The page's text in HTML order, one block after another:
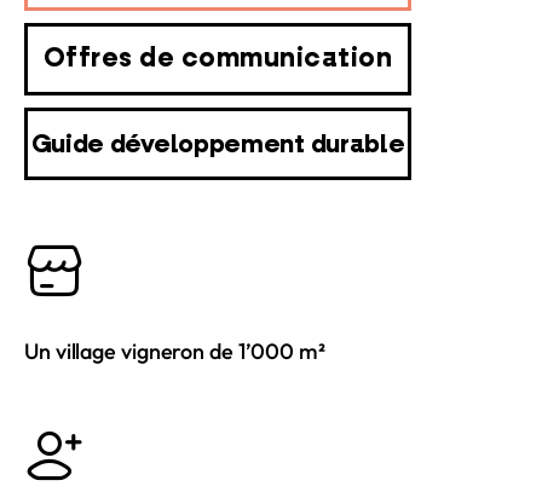
Offres de communication
Guide développement durable
Un village vigneron de 1’000 m²